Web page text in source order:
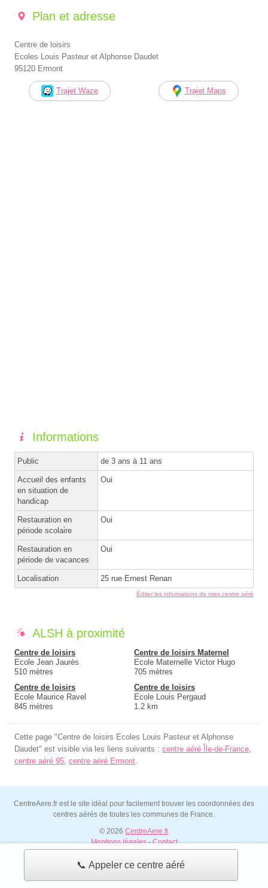
📞 Appeler ce centre aéré
Plan et adresse
Centre de loisirs
Ecoles Louis Pasteur et Alphonse Daudet
95120 Ermont
Trajet Waze Trajet Maps
Informations
Public de 3 ans à 11 ans
Accueil des enfants
en situation de
handicap
Oui
Restauration en
période scolaire
Oui
Restauration en
période de vacances
Oui
Localisation 25 rue Ernest Renan
Éditer les informations de mon centre aéré
ALSH à proximité
Centre de loisirs
Ecole Jean Jaurès
510 mètres
Centre de loisirs Maternel
Ecole Maternelle Victor Hugo
705 mètres
Centre de loisirs
Ecole Maurice Ravel
845 mètres
Centre de loisirs
Ecole Louis Pergaud
1.2 km
Cette page "Centre de loisirs Ecoles Louis Pasteur et Alphonse
Daudet" est visible via les liens suivants : centre aéré Île-de-France,
centre aéré 95, centre aéré Ermont.
CentreAere.fr est le site idéal pour facilement trouver les coordonnées des
centres aérés de toutes les communes de France.
© 2026 CentreAere.fr
Mentions légales-Contact